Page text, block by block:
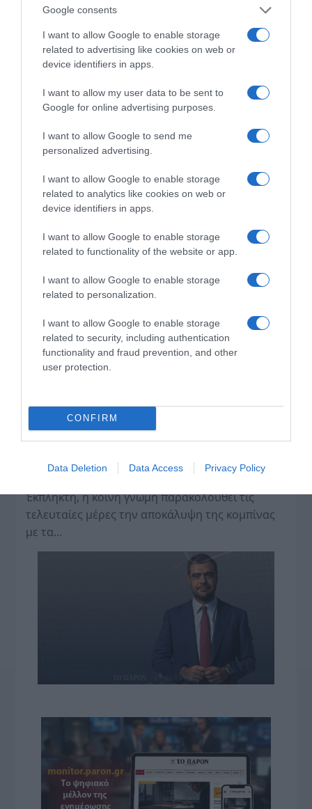
Google consents
I want to allow Google to enable storage
related to advertising like cookies on web or
device identifiers in apps.
I want to allow my user data to be sent to
Google for online advertising purposes.
I want to allow Google to send me
personalized advertising.
I want to allow Google to enable storage
related to analytics like cookies on web or
device identifiers in apps.
I want to allow Google to enable storage
related to functionality of the website or app.
I want to allow Google to enable storage
related to personalization.
I want to allow Google to enable storage
related to security, including authentication
functionality and fraud prevention, and other
user protection.
CONFIRM
Data Deletion Data Access Privacy Policy
εκλογές στο Μαξίμου
Ο καιρός των
επομένων ημερών:
με δυνατούς βοριάδες
Κοινοποιήστε:
Facebook
LinkedIn
Tags:OSE, ΑΛΕΞΑΝΔΡΟΣ ΜΕΪΚΟΠΟΥΛΟΣ
ΤΡΑΓΩΔΙΑ ΤΕΜΠΗ - ΤΡΕΝΟ
,ΠΟΛΙΤΙΚΗ ΣΥΡΙΖΑ-ΠΣ
Η διαφθορά απειλεί και τη… ζωή μας
Έκπληκτη, η κοινή γνώμη παρακολουθεί τις
τελευταίες μέρες την αποκάλυψη της κο­μπίνας
με τα…